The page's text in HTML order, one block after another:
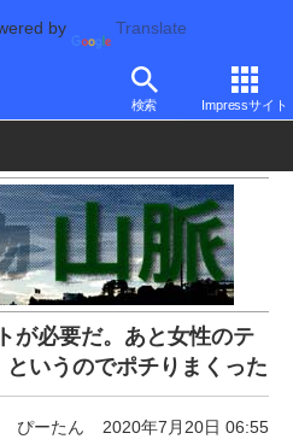
by Translate
検索 Impressサイト
その他
が必要だ。あと女性のテ
いうのでポチりまくった
ぴーたん 2020年7月20日 06:55